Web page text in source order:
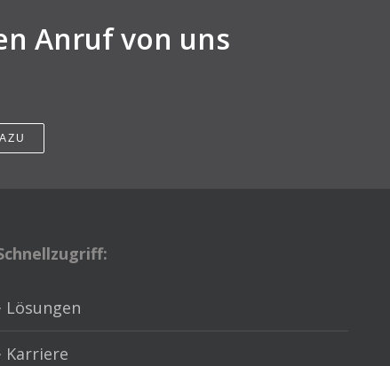
Anruf von uns
Lösungen
Karriere